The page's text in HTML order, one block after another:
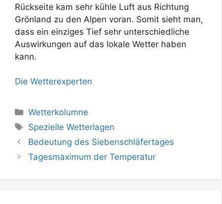
Rückseite kam sehr kühle Luft aus Richtung
Grönland zu den Alpen voran. Somit sieht man,
dass ein einziges Tief sehr unterschiedliche
Auswirkungen auf das lokale Wetter haben
kann.
Die Wetterexperten
Kategorien
Wetterkolumne
Schlagwörter
Spezielle Wetterlagen
Bedeutung des Siebenschläfertages
Tagesmaximum der Temperatur